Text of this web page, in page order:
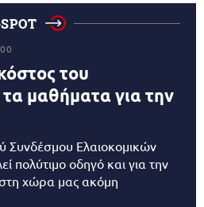
του
μαθήματα για την
Συνδέσμου Ελαιοκομικών
πολύτιμο οδηγό και για την
χώρα μας ακόμη